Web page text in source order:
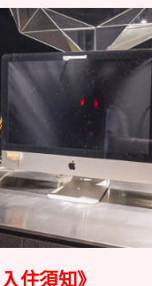
住須知》